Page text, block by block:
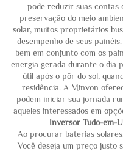
pode reduzir suas
preservação do meio
solar, muitos proprietários
desempenho de seus
bem em conjunto com os
energia gerada durante o dia
útil após o pôr do sol,
residência. A Minvon
podem iniciar sua jornada
aqueles interessados em
Inversor Tudo-em-
Ao procurar baterias
Você deseja um preço justo